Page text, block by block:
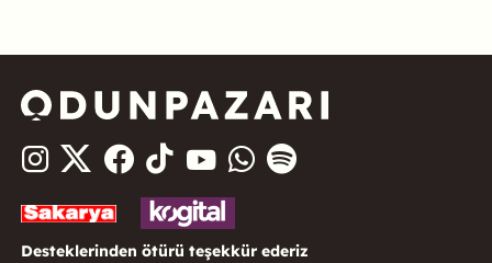
Desteklerinden ötürü teşekkür ederiz